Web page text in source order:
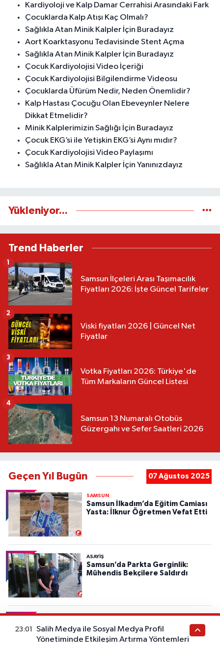
Kardiyoloji ve Kalp Damar Cerrahisi Arasındaki Fark
Çocuklarda Kalp Atışı Kaç Olmalı?
Sağlıkla Atan Minik Kalpler İçin Buradayız
Aort Koarktasyonu Tedavisinde Stent Açma
Sağlıkla Atan Minik Kalpler İçin Buradayız
Çocuk Kardiyolojisi Video İçeriği
Çocuk Kardiyolojisi Bilgilendirme Videosu
Çocuklarda Üfürüm Nedir, Neden Önemlidir?
Kalp Hastası Çocuğu Olan Ebeveynler Nelere
Dikkat Etmelidir?
Minik Kalplerimizin Sağlığı İçin Buradayız
Çocuk EKG’si ile Yetişkin EKG’si Aynı mıdır?
Çocuk Kardiyolojisi Video Paylaşımı
Sağlıkla Atan Minik Kalpler İçin Yanınızdayız
Yükleniyor...
Trend Haberler
Samsun İlçeleri Arası Taşımacılık
Fiyatları 2026: İşte Güncel Tarifeler
1
Viski fiyatları 2026 | Güncel Net
Fiyatlar
2
Votka Fiyatları 2026: Türkiye'de
Tüm Markaların Güncel Listesi
3
Samsun 13 Numaralı Otobüs
Güzergahı ve Sefer Saatleri 2026
4
Geçen Yıl Bugün 07 Ağustos 2025
SAMSUN
Samsun İlkadım’da Eğitim Camiası
Yasta: İlknur Öğretmen Vefat Etti
ASAYIŞ
Samsun’da Parkta Gerginlik:
Mühendis Bekçilere Saldırdı
Samsun Tekkeköy Belediyesi’ne 10
Araçlık Haciz Şoku
23:01
Salih Medya ile Sosyal Medya Profil
Yönetiminde Etkileşim Artırma Yöntemleri